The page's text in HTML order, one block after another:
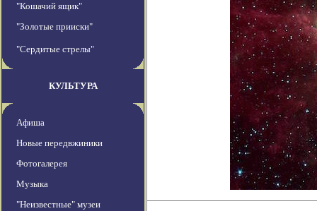
"Кошачий ящик"
"Золотые прииски"
"Сердитые стрелы"
КУЛЬТУРА
Афиша
Новые передвжиники
Фотогалерея
Музыка
"Неизвестные" музеи